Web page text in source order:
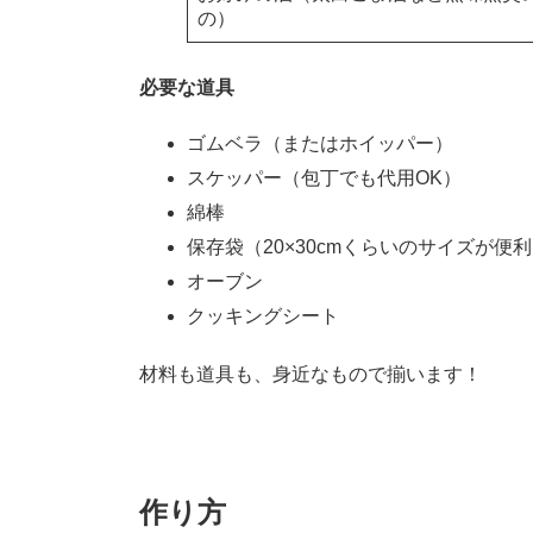
の）
必要な道具
ゴムベラ（またはホイッパー）
スケッパー（包丁でも代用OK）
綿棒
保存袋（20×30cmくらいのサイズが便利
オーブン
クッキングシート
材料も道具も、身近なもので揃います！
作り方